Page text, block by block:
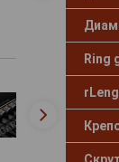
Ring